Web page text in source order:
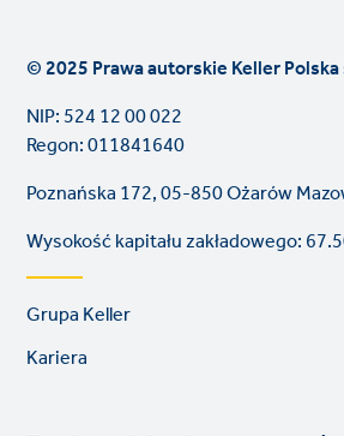
© 2025 Prawa autorskie Keller Polska
NIP: 524 12 00 022
Regon: 011841640
Poznańska 172, 05-850 Ożarów
Wysokość kapitału zakładowego:
Footer
links
Grupa Keller
Kariera